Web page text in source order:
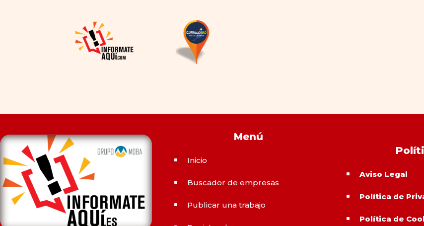
permitido la producción de
alternativas genéricas tanto
En su mayor parte, ambos
medicamentos funcionan de
la misma manera y tienen
perfiles de efectos
secundarios similares. ¿La
principal diferencia? El
comprar Cialisejerce
Menú
^ Inicio
^ Buscador de empresas
^ Publicar una trabajo
^ Aviso Legal
^ Política de
^ Política de